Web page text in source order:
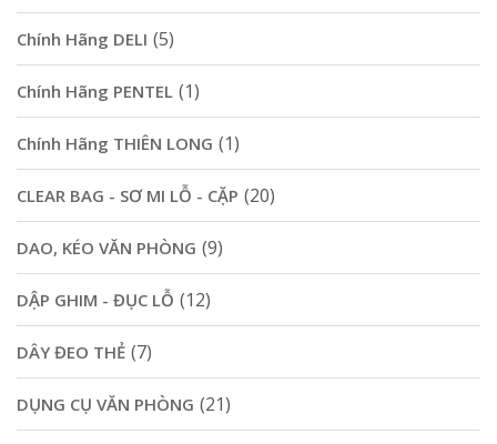
Chính Hãng DELI (5)
Chính Hãng PENTEL (1)
Chính Hãng THIÊN LONG (1)
CLEAR BAG - SƠ MI LỖ - CẶP (20)
DAO, KÉO VĂN PHÒNG (9)
DẬP GHIM - ĐỤC LỖ (12)
DÂY ĐEO THẺ (7)
DỤNG CỤ VĂN PHÒNG (21)